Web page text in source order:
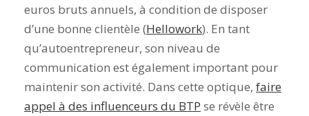
euros bruts annuels, à condition de disposer
d’une bonne clientèle (Hellowork). En tant
qu’autoentrepreneur, son niveau de
communication est également important pour
maintenir son activité. Dans cette optique, faire
appel à des influenceurs du BTP se révèle être